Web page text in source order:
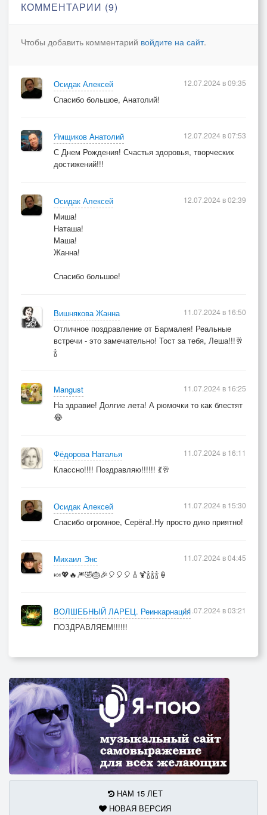
КОММЕНТАРИИ (9)
Чтобы добавить комментарий войдите на сайт.
Осидак Алексей
Спасибо большое, Анатолий!
12.07.2024 в 09:35
Ямщиков Анатолий
С Днем Рождения! Счастья здоровья, творческих
достижений!!!
12.07.2024 в 07:53
Осидак Алексей
Миша!
Наташа!
Маша!
Жанна!
Спасибо большое!
12.07.2024 в 02:39
Вишнякова Жанна
Отличное поздравление от Бармалея! Реальные
встречи - это замечательно! Тост за тебя, Леша!!!🥂
🍾
11.07.2024 в 16:50
Mangust
На здравие! Долгие лета! А рюмочки то как блестят
😂
11.07.2024 в 16:25
Фёдорова Наталья
Классно!!!! Поздравляю!!!!!! 💃🥂
11.07.2024 в 16:11
Осидак Алексей
Спасибо огромное, Серёга!.Ну просто дико приятно!
11.07.2024 в 15:30
Михаил Энс
🍬💖🔥🎆🤣🎂🎉🎈🎈🎈🎸🍹🍾🍾🍾🍦
11.07.2024 в 04:45
ВОЛШЕБНЫЙ ЛАРЕЦ. Реинкарнация
ПОЗДРАВЛЯЕМ!!!!!!
11.07.2024 в 03:21
НАМ 15 ЛЕТ
НОВАЯ ВЕРСИЯ